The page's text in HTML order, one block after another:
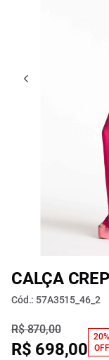
CALÇA
Cód.: 57A3515_46_2
R$ 870,00
R$ 698,00
20%
OFF